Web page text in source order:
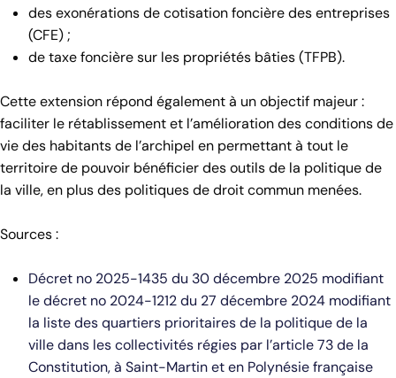
des exonérations de cotisation foncière des entreprises
(CFE) ;
de taxe foncière sur les propriétés bâties (TFPB).
Cette extension répond également à un objectif majeur :
faciliter le rétablissement et l’amélioration des conditions de
vie des habitants de l’archipel en permettant à tout le
territoire de pouvoir bénéficier des outils de la politique de
la ville, en plus des politiques de droit commun menées.
Sources :
Décret no 2025-1435 du 30 décembre 2025 modifiant
le décret no 2024-1212 du 27 décembre 2024 modifiant
la liste des quartiers prioritaires de la politique de la
ville dans les collectivités régies par l’article 73 de la
Constitution, à Saint-Martin et en Polynésie française